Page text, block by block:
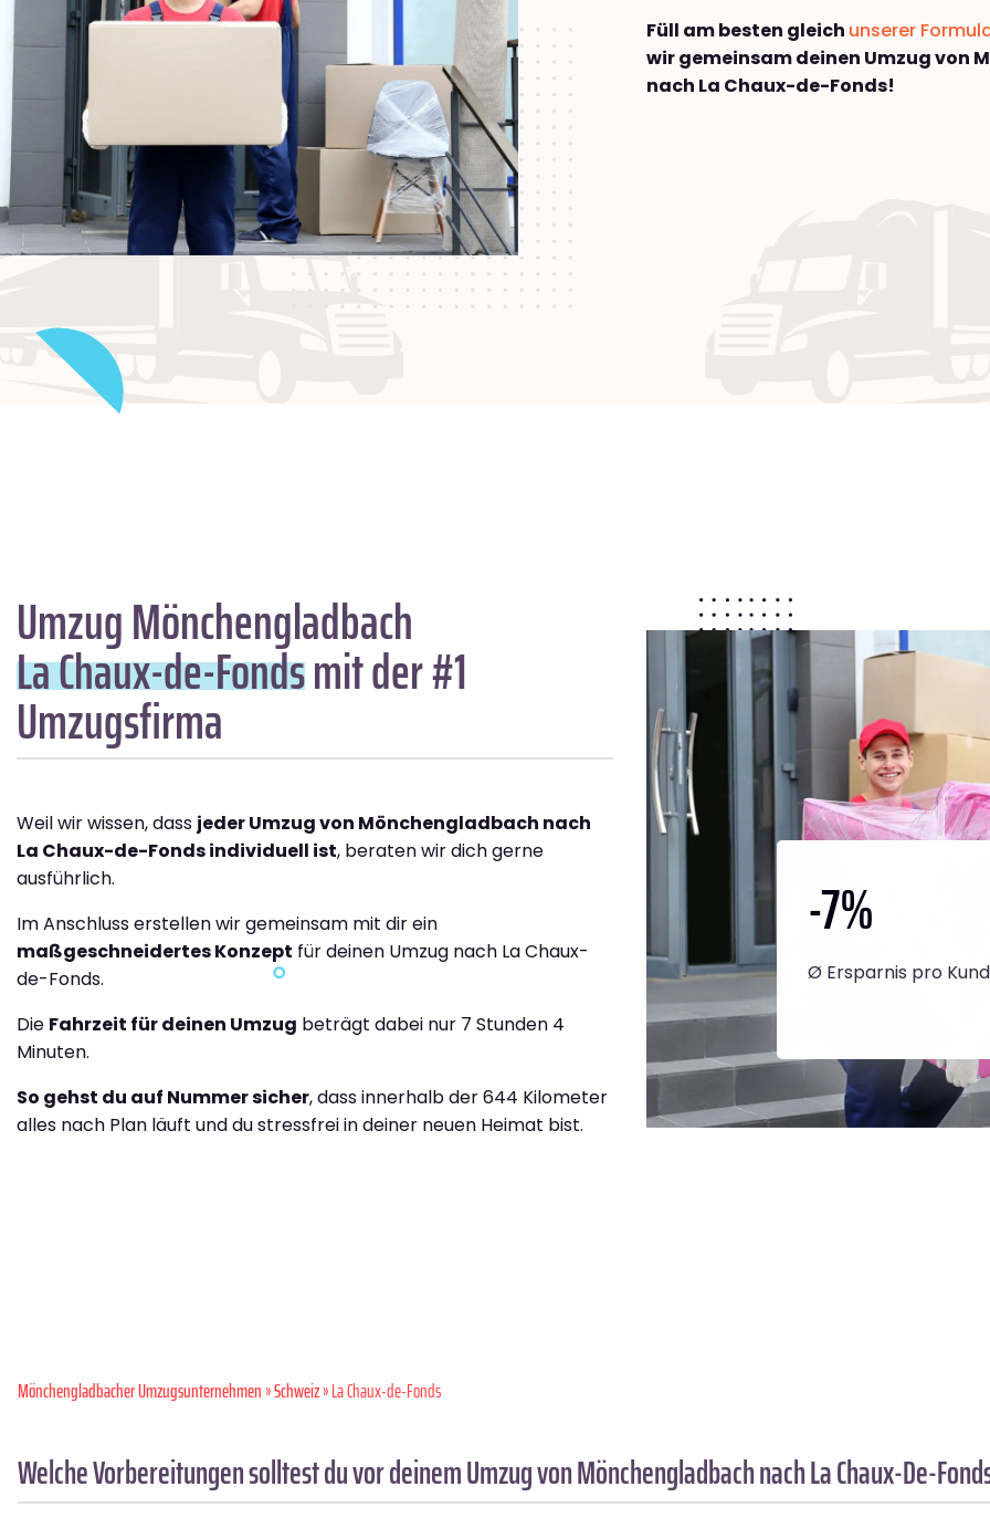
Füll am besten gleich unserer
wir gemeinsam deinen Umzug von
nach La Chaux-de-Fonds!
Umzug Mönchengladbach
La Chaux-de-Fondsmit der #1
Umzugsfirma
Weil wir wissen, dass jeder Umzug von Mönchengladbach nach
La Chaux-de-Fonds individuell ist, beraten wir dich gerne
ausführlich.
Im Anschluss erstellen wir gemeinsam mit dir ein
maßgeschneidertes Konzept für deinen Umzug nach La Chaux-
de-Fonds.
Die Fahrzeit für deinen Umzug beträgt dabei nur 7 Stunden 4
Minuten.
So gehst du auf Nummer sicher, dass innerhalb der 644 Kilometer
alles nach Plan läuft und du stressfrei in deiner neuen Heimat bist.
-7%
Ø Ersparnis pro
Mönchen­gladbacher Umzugsunternehmen»Schweiz» La Chaux-de-Fonds
Welche Vorbereitungen solltest du vor deinem Umzug von Mönchengladbach nach La Chaux-De-